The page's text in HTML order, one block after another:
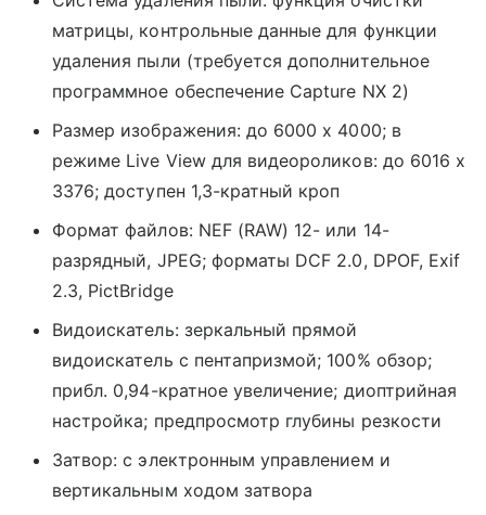
матрицы, контрольные данные для функции
удаления пыли (требуется дополнительное
программное обеспечение Capture NX 2)
Размер изображения: до 6000 x 4000; в
режиме Live View для видеороликов: до 6016 x
3376; доступен 1,3-кратный кроп
Формат файлов: NEF (RAW) 12- или 14-
разрядный, JPEG; форматы DCF 2.0, DPOF, Exif
2.3, PictBridge
Видоискатель: зеркальный прямой
видоискатель с пентапризмой; 100% обзор;
прибл. 0,94-кратное увеличение; диоптрийная
настройка; предпросмотр глубины резкости
Затвор: с электронным управлением и
вертикальным ходом затвора